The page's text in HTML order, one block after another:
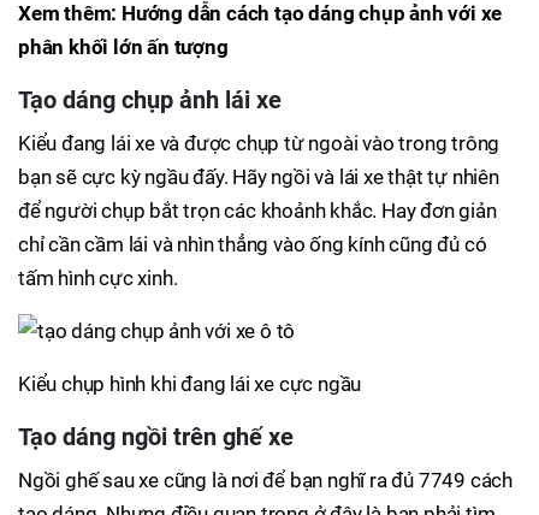
Xem thêm: Hướng dẫn cách tạo dáng chụp ảnh với xe
phân khối lớn ấn tượng
Tạo dáng chụp ảnh lái xe
Kiểu đang lái xe và được chụp từ ngoài vào trong trông
bạn sẽ cực kỳ ngầu đấy. Hãy ngồi và lái xe thật tự nhiên
để người chụp bắt trọn các khoảnh khắc. Hay đơn giản
chỉ cần cầm lái và nhìn thẳng vào ống kính cũng đủ có
tấm hình cực xinh.
Kiểu chụp hình khi đang lái xe cực ngầu
Tạo dáng ngồi trên ghế xe
Ngồi ghế sau xe cũng là nơi để bạn nghĩ ra đủ 7749 cách